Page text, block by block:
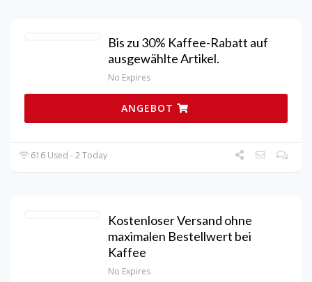
Bis zu 30% Kaffee-Rabatt auf
ausgewählte Artikel.
No Expires
ANGEBOT
616 Used - 2 Today
Kostenloser Versand ohne
maximalen Bestellwert bei
Kaffee
No Expires